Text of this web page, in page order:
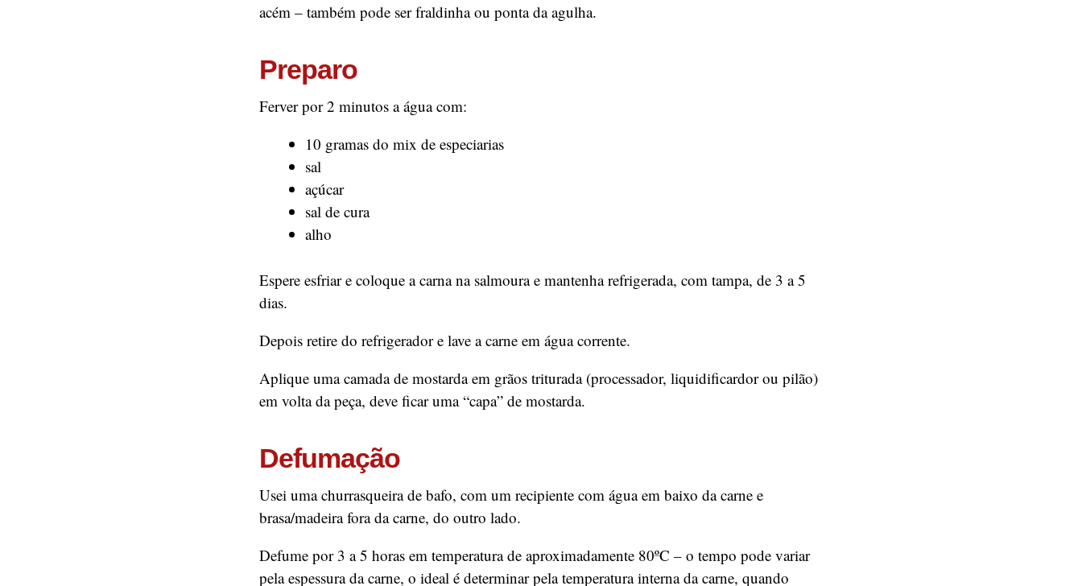
acém – também pode ser fraldinha ou ponta da agulha.
Preparo
Ferver por 2 minutos a água com:
10 gramas do mix de especiarias
sal
açúcar
sal de cura
alho
Espere esfriar e coloque a carna na salmoura e mantenha refrigerada, com tampa, de 3 a 5
dias.
Depois retire do refrigerador e lave a carne em água corrente.
Aplique uma camada de mostarda em grãos triturada (processador, liquidificardor ou pilão)
em volta da peça, deve ficar uma “capa” de mostarda.
Defumação
Usei uma churrasqueira de bafo, com um recipiente com água em baixo da carne e
brasa/madeira fora da carne, do outro lado.
Defume por 3 a 5 horas em temperatura de aproximadamente 80ºC – o tempo pode variar
pela espessura da carne, o ideal é determinar pela temperatura interna da carne, quando